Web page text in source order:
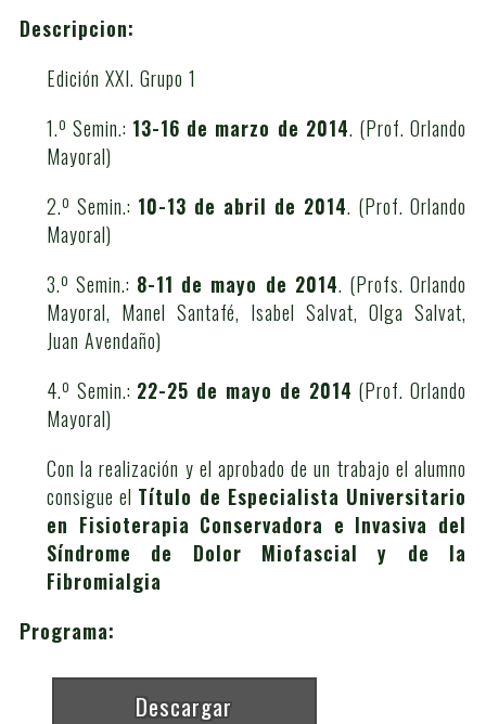
Descripcion:
Edición XXI. Grupo 1
1.º Semin.: 13-16 de marzo de 2014. (Prof. Orlando
Mayoral)
2.º Semin.: 10-13 de abril de 2014. (Prof. Orlando
Mayoral)
3.º Semin.: 8-11 de mayo de 2014. (Profs. Orlando
Mayoral, Manel Santafé, Isabel Salvat, Olga Salvat,
Juan Avendaño)
4.º Semin.: 22-25 de mayo de 2014 (Prof. Orlando
Mayoral)
Con la realización y el aprobado de un trabajo el alumno
consigue el Título de Especialista Universitario
en Fisioterapia Conservadora e Invasiva del
Síndrome de Dolor Miofascial y de la
Fibromialgia
Programa:
Descargar